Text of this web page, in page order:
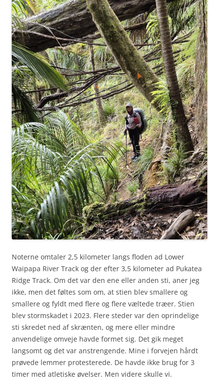
Noterne omtaler 2,5 kilometer langs floden ad Lower
Waipapa River Track og der efter 3,5 kilometer ad Pukatea
Ridge Track. Om det var den ene eller anden sti, aner jeg
ikke, men det føltes som om, at stien blev smallere og
smallere og fyldt med flere og flere væltede træer. Stien
blev stormskadet i 2023. Flere steder var den oprindelige
sti skredet ned af skrænten, og mere eller mindre
anvendelige omveje havde formet sig. Det gik meget
langsomt og det var anstrengende. Mine i forvejen hårdt
prøvede lemmer protesterede. De havde ikke brug for 3
timer med atletiske øvelser. Men videre skulle vi.